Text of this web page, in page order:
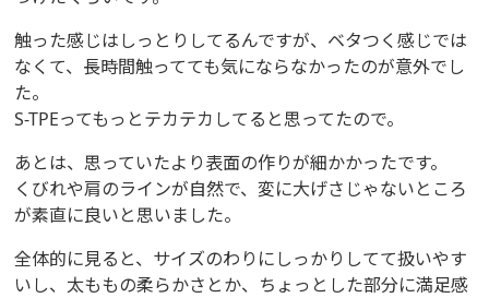
触った感じはしっとりしてるんですが、ベタつく感じでは
なくて、長時間触ってても気にならなかったのが意外でし
た。
S-TPEってもっとテカテカしてると思ってたので。
あとは、思っていたより表面の作りが細かかったです。
くびれや肩のラインが自然で、変に大げさじゃないところ
が素直に良いと思いました。
全体的に見ると、サイズのわりにしっかりしてて扱いやす
いし、太ももの柔らかさとか、ちょっとした部分に満足感